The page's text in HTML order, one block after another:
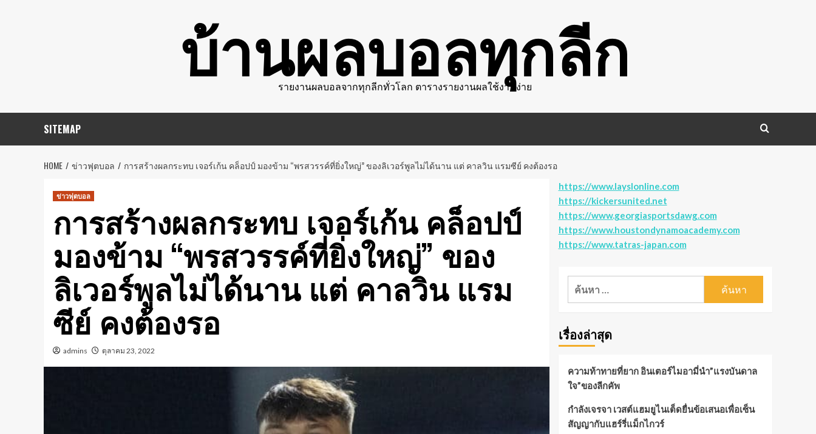
บ้านผลบอลทุกลีก
รายงานผลบอลจากทุกลีกทั่วโลก ตารางรายงานผลใช้งานง่าย
SITEMAP
HOME ข่าวฟุตบอล การสร้างผลกระทบ เจอร์เก้น คล็อปป์ มองข้าม “พรสวรรค์ที่ยิ่งใหญ่” ของลิเวอร์พูลไม่ได้นาน แต่ คาลวิน แรมซีย์ คงต้องรอ
ข่าวฟุตบอล
การสร้างผลกระทบ เจอร์เก้น คล็อปป์
มองข้าม “พรสวรรค์ที่ยิ่งใหญ่” ของ
ลิเวอร์พูลไม่ได้นาน แต่ คาลวิน แรม
ซีย์ คงต้องรอ
admins ตุลาคม 23, 2022
https://www.layslonline.com
https://kickersunited.net
https://www.georgiasportsdawg.com
https://www.houstondynamoacademy.com
https://www.tatras-japan.com
ค้นหา
เรื่องล่าสุด
ความท้าทายที่ยาก อินเตอร์ไมอามี่นำ”แรงบันดาล
ใจ”ของลีกคัพ
กำลังเจรจา เวสต์แฮมยูไนเต็ดยื่นข้อเสนอเพื่อเซ็น
สัญญากับแฮร์รี่แม็กไกวร์